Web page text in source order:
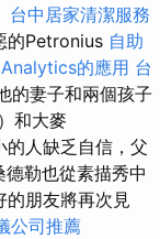
台中居家清潔服務
的Petronius 自助
的應用 台
的妻子和兩個孩子
和大麥
的人缺乏自信，父
勒也從素描秀中
的朋友將再次見
公司推薦